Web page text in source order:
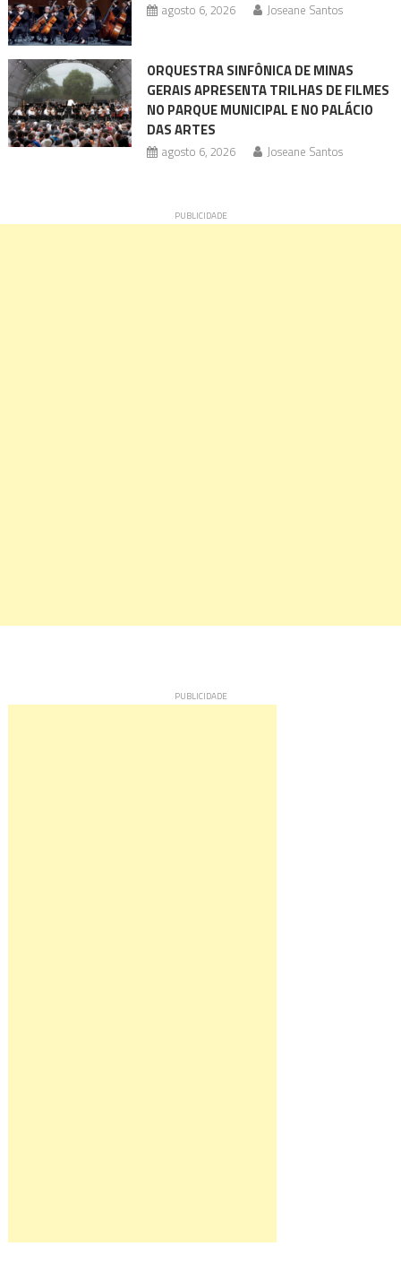
agosto 6, 2026 Joseane Santos
ORQUESTRA SINFÔNICA DE MINAS
GERAIS APRESENTA TRILHAS DE FILMES
NO PARQUE MUNICIPAL E NO PALÁCIO
DAS ARTES
agosto 6, 2026 Joseane Santos